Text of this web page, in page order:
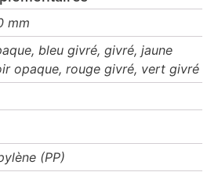
mm
bleu givré, givré, jaune
opaque, rouge givré, vert givré
(PP)